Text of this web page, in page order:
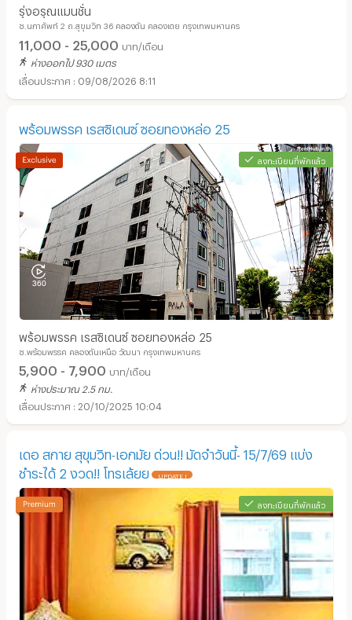
รุ่งอรุณแมนชั่น
ซ.นภาศัพท์ 2 ถ.สุขุมวิท 36 คลองตัน คลองเตย กรุงเทพมหานคร
11,000 - 25,000 บาท/เดือน
ห่างออกไป 930 เมตร
09/08/2026 8:11
พร้อมพรรค เรสซิเดนซ์ ซอยทองหล่อ 25
ลงทะเบียนที่พักแล้ว
พร้อมพรรค เรสซิเดนซ์ ซอยทองหล่อ 25
ซ.พร้อมพรรค คลองตันเหนือ วัฒนา กรุงเทพมหานคร
5,900 - 7,900 บาท/เดือน
ห่างประมาณ 2.5 กม.
20/10/2025 10:04
เดอ สกาย สุขุมวิท-เอกมัย ด่วน!! มัดจำวันนี้- 15/7/69 แบ่ง
ชำระได้ 2 งวด!! โทรเล้ยย
UPDATE !
ลงทะเบียนที่พักแล้ว